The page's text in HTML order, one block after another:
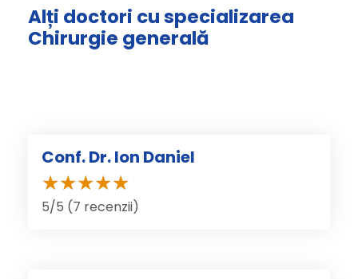
Alți doctori cu specializarea
Chirurgie generală
Conf. Dr. Ion Daniel
5/5 (7 recenzii)